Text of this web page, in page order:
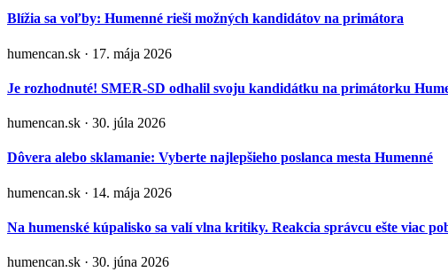
Blížia sa voľby: Humenné rieši možných kandidátov na primátora
humencan.sk · 17. mája 2026
Je rozhodnuté! SMER-SD odhalil svoju kandidátku na primátorku
humencan.sk · 30. júla 2026
Dôvera alebo sklamanie: Vyberte najlepšieho poslanca mesta Humenné
humencan.sk · 14. mája 2026
Na humenské kúpalisko sa valí vlna kritiky. Reakcia správcu ešte viac
humencan.sk · 30. júna 2026